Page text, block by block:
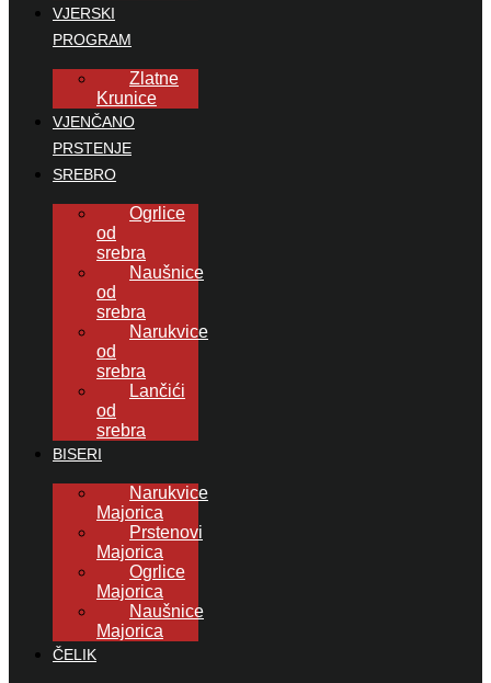
VJERSKI
PROGRAM
Zlatne
Krunice
VJENČANO
PRSTENJE
SREBRO
Ogrlice
od
srebra
Naušnice
od
srebra
Narukvice
od
srebra
Lančići
od
srebra
BISERI
Narukvice
Majorica
Prstenovi
Majorica
Ogrlice
Majorica
Naušnice
Majorica
ČELIK